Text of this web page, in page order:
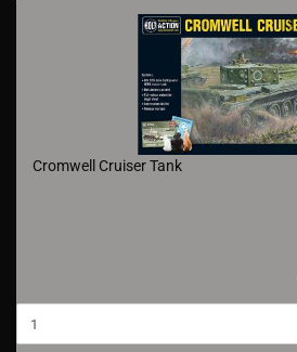
Cromwell Cruiser Tank